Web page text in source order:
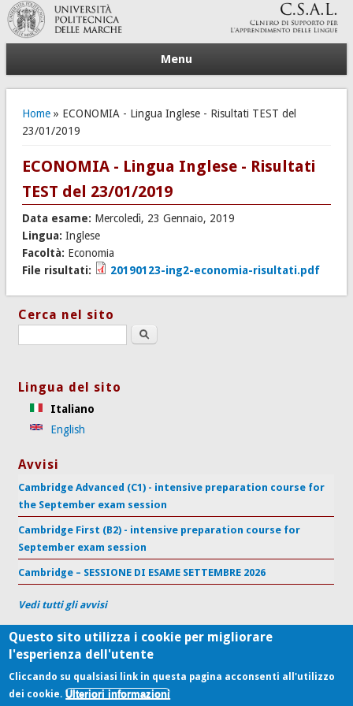
Menu
Tu sei qui
Home» ECONOMIA - Lingua Inglese - Risultati TEST del
23/01/2019
ECONOMIA - Lingua Inglese - Risultati
TEST del 23/01/2019
Data esame: Mercoledì, 23 Gennaio, 2019
Lingua: Inglese
Facoltà: Economia
File risultati:
20190123-ing2-economia-risultati.pdf
Cerca nel sito
Search this site
Lingua del sito
Italiano
English
Avvisi
Cambridge Advanced (C1) - intensive preparation course for
the September exam session
Cambridge First (B2) - intensive preparation course for
September exam session
Cambridge – SESSIONE DI ESAME SETTEMBRE 2026
Vedi tutti gli avvisi
Centro di Supporto per l'Apprendimento delle Lingue
Università Politecnica delle Marche
P.le Martelli 8, 60121 Ancona - Tel (+39) 071.220.7172, Fax (+39)
Questo sito utilizza i cookie per migliorare
l'esperienza dell'utente
Cliccando su qualsiasi link in questa pagina acconsenti all'utilizzo
dei cookie. Ulteriori informazioni